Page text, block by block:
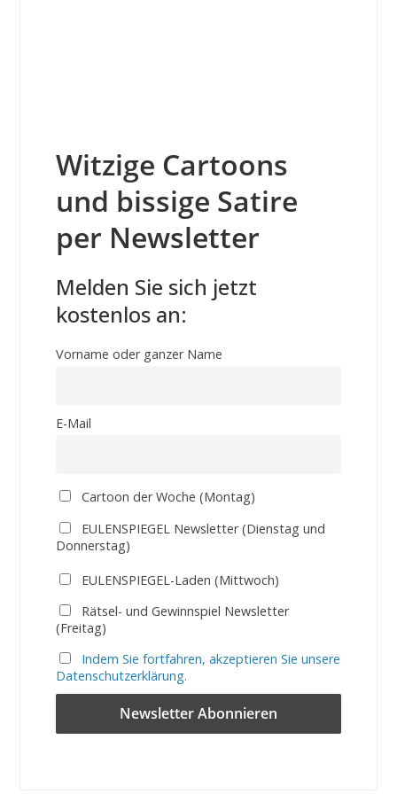
Witzige Cartoons
und bissige Satire
per Newsletter
Melden Sie sich jetzt
kostenlos an:
Vorname oder ganzer Name
E-Mail
Cartoon der Woche (Montag)
EULENSPIEGEL Newsletter (Dienstag und
Donnerstag)
EULENSPIEGEL-Laden (Mittwoch)
Rätsel- und Gewinnspiel Newsletter
(Freitag)
Indem Sie fortfahren, akzeptieren Sie unsere
Datenschutzerklärung.